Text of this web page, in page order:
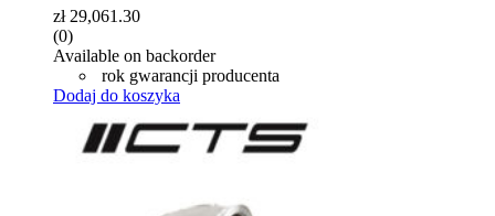
zł29,061.30
(0)
Available on backorder
rok gwarancji producenta
Dodaj do koszyka